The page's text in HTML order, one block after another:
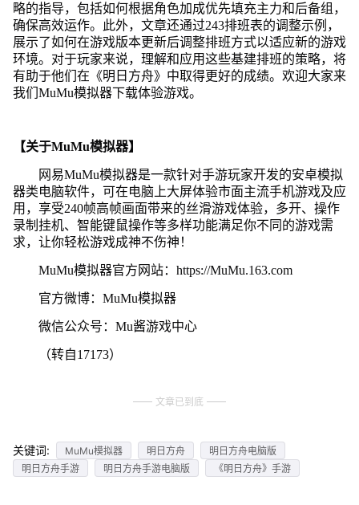
略的指导，包括如何根据角色加成优先填充主力和后备组，
确保高效运作。此外，文章还通过243排班表的调整示例，
展示了如何在游戏版本更新后调整排班方式以适应新的游戏
环境。对于玩家来说，理解和应用这些基建排班的策略，将
有助于他们在《明日方舟》中取得更好的成绩。欢迎大家来
我们MuMu模拟器下载体验游戏。
【关于MuMu模拟器】
网易MuMu模拟器是一款针对手游玩家开发的安卓模拟
器类电脑软件，可在电脑上大屏体验市面主流手机游戏及应
用，享受240帧高帧画面带来的丝滑游戏体验，多开、操作
录制挂机、智能键鼠操作等多样功能满足你不同的游戏需
求，让你轻松游戏成神不伤神！
MuMu模拟器官方网站：https://MuMu.163.com
官方微博：MuMu模拟器
微信公众号：Mu酱游戏中心
（转自17173）
文章已到底
关键词: MuMu模拟器 明日方舟
明日方舟电脑版
明日方舟手游
明日方舟手游电脑版 《明日方舟》手游